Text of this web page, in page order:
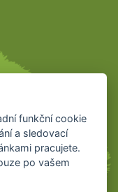
funkční cookie
a sledovací
pracujete.
po vašem